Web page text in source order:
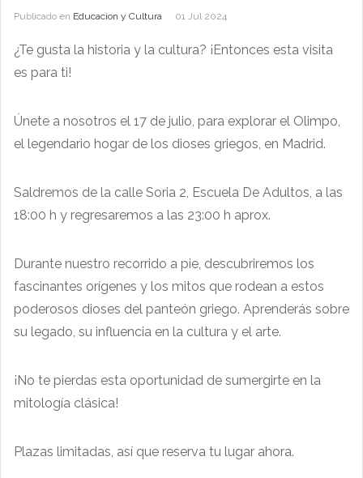
Publicado en Educacion y Cultura 01 Jul 2024
¿Te gusta la historia y la cultura? ¡Entonces esta visita
es para ti!
Únete a nosotros el 17 de julio, para explorar el Olimpo,
el legendario hogar de los dioses griegos, en Madrid.
Saldremos de la calle Soria 2, Escuela De Adultos, a las
18:00 h y regresaremos a las 23:00 h aprox.
Durante nuestro recorrido a pie, descubriremos los
fascinantes orígenes y los mitos que rodean a estos
poderosos dioses del panteón griego. Aprenderás sobre
su legado, su influencia en la cultura y el arte.
¡No te pierdas esta oportunidad de sumergirte en la
mitología clásica!
Plazas limitadas, así que reserva tu lugar ahora.